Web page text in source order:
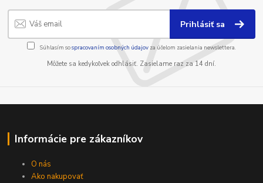
Prihlásiť sa
Súhlasím sospracovaním osobných údajov za účelom zasielania newslettera.
Môžete sa kedykoľvek odhlásiť. Zasielame raz za 14 dní.
Informácie pre zákazníkov
O nás
Ako nakupovať